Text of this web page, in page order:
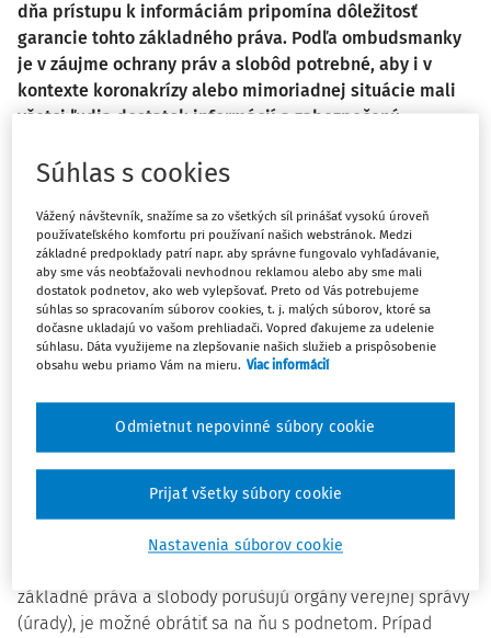
dňa prístupu k informáciám pripomína dôležitosť
garancie tohto základného práva. Podľa ombudsmanky
je v záujme ochrany práv a slobôd potrebné, aby i v
kontexte koronakrízy alebo mimoriadnej situácie mali
všetci ľudia dostatok informácií a zabezpečenú
všetkých ľudí je dôležité, a to aj v núdzovom stave, v
ktorom sa v prvej polovici roka ocitla i Slovenská
republika. " Musíme sa poučiť z pandémie a urobiť všetko
pre garanciu dostatočnej informovanosti verejnosti a
možnosti vyhľadať si informácie o prijímaných
nariadeniach či opatreniach. Práve transparentnosť a
čase krízy veľmi dôležitá," povedala verejná ochrankyňa
práv Mária Patakyová.
Plnohodnotná informovanosť a komunikácia sú podľa
ombudsmanky v právnom štáte mimoriadne dôležité.
Právo na informácie je jedným zo základných práv, ktoré
základné práva a slobody porušujú orgány verejnej správy
(úrady), je možné obrátiť sa na ňu s podnetom. Prípad
Súhlas s cookies
Vážený návštevník, snažíme sa zo všetkých síl prinášať vysokú úroveň
používateľského komfortu pri používaní našich webstránok. Medzi
základné predpoklady patrí napr. aby správne fungovalo vyhľadávanie,
aby sme vás neobťažovali nevhodnou reklamou alebo aby sme mali
dostatok podnetov, ako web vylepšovať. Preto od Vás potrebujeme
súhlas so spracovaním súborov cookies, t. j. malých súborov, ktoré sa
dočasne ukladajú vo vašom prehliadači. Vopred ďakujeme za udelenie
súhlasu. Dáta využijeme na zlepšovanie našich služieb a prispôsobenie
obsahu webu priamo Vám na mieru. Viac informácií
Nastavenia súborov cookie
Odmietnut nepovinné súbory cookie
Prijať všetky súbory cookie